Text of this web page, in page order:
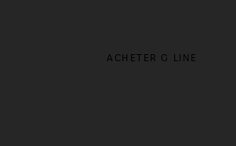
ACHETER G LINE